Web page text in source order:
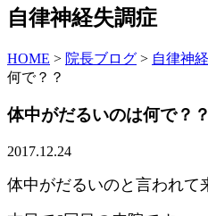
自律神経失調症
HOME > 院長ブログ > 自律神
何で？？
体中がだるいのは何で？？
2017.12.24
体中がだるいのと言われて